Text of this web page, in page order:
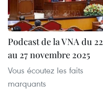
Podcast de la VNA du 22
au 27 novembre 2025
Vous écoutez les faits
marquants